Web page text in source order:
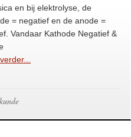
en bij elektrolyse, de
= negatief en de anode =
Vandaar Kathode Negatief &